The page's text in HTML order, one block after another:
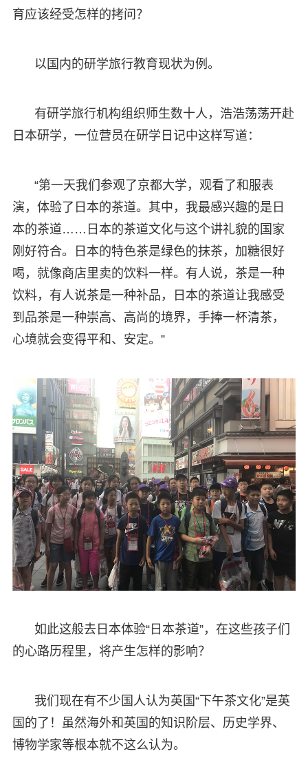
育应该经受怎样的拷问？
以国内的研学旅行教育现状为例。
有研学旅行机构组织师生数十人，浩浩荡荡开赴
日本研学，一位营员在研学日记中这样写道：
“第一天我们参观了京都大学，观看了和服表
演，体验了日本的茶道。其中，我最感兴趣的是日
本的茶道……日本的茶道文化与这个讲礼貌的国家
刚好符合。日本的特色茶是绿色的抹茶，加糖很好
喝，就像商店里卖的饮料一样。有人说，茶是一种
饮料，有人说茶是一种补品，日本的茶道让我感受
到品茶是一种崇高、高尚的境界，手捧一杯清茶，
心境就会变得平和、安定。”
如此这般去日本体验“日本茶道”，在这些孩子们
的心路历程里，将产生怎样的影响？
我们现在有不少国人认为英国“下午茶文化”是英
国的了！虽然海外和英国的知识阶层、历史学界、
博物学家等根本就不这么认为。